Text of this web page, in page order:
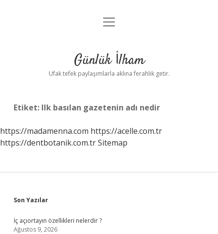
Anasayfa
Yasal Uyarı
menüyü
Günlük İlham
Ufak tefek paylaşımlarla aklına ferahlık getir.
Etiket: Ilk basılan gazetenin adı nedir
https://madamenna.com https://acelle.com.tr
https://dentbotanik.com.trSitemap
Sidebar
Son Yazılar
İç açıortayın özellikleri nelerdir ?
Ağustos 9, 2026